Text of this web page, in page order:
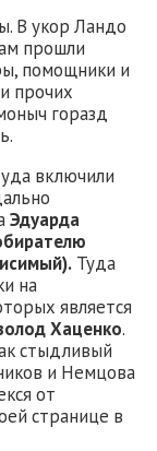
В укор Ландо
прошли
помощники и
прочих
горазд
включили
Эдуарда
Туда
на
является
Хаценко.
стыдливый
и Немцова
от
странице в